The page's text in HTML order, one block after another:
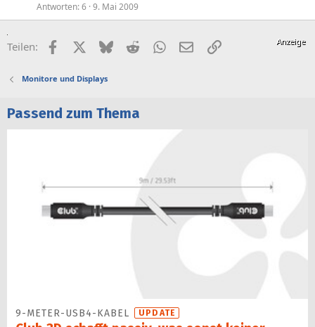
Antworten 6 9. Mai 2009
Teilen: FacebookX (Twitter)
BlueskyRedditWhatsApp
E-MailLink
Monitore und Displays
Passend zum Thema
9-METER-USB4-KABEL UPDATE